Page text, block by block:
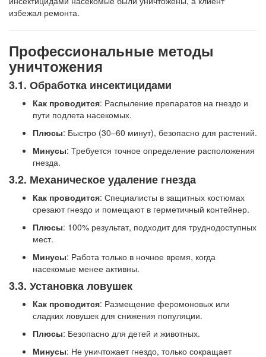
избежал ремонта.
Профессиональные методы
уничтожения
3.1. Обработка инсектицидами
Как проводится: Распыление препаратов на гнездо и
пути подлета насекомых.
Плюсы: Быстро (30–60 минут), безопасно для растений.
Минусы: Требуется точное определение расположения
гнезда.
3.2. Механическое удаление гнезда
Как проводится: Специалисты в защитных костюмах
срезают гнездо и помещают в герметичный контейнер.
Плюсы: 100% результат, подходит для труднодоступных
мест.
Минусы: Работа только в ночное время, когда
насекомые менее активны.
3.3. Установка ловушек
Как проводится: Размещение феромоновых или
сладких ловушек для снижения популяции.
Плюсы: Безопасно для детей и животных.
Минусы: Не уничтожает гнездо, только сокращает